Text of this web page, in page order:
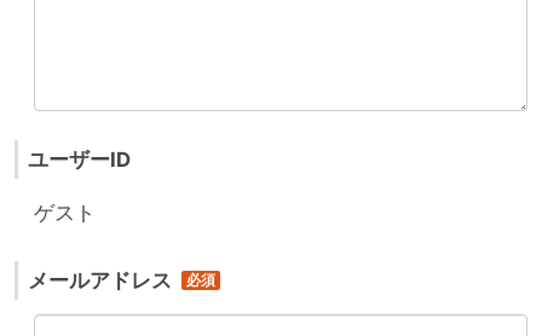
ユーザーID
ゲスト
メールアドレス